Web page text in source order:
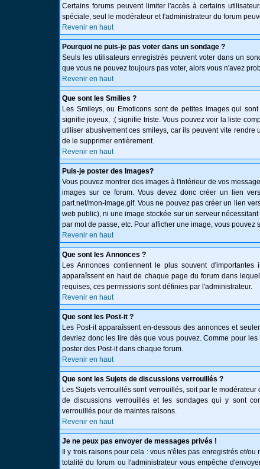
Certains forums peuvent limiter l'accès à certains
spéciale, seul le modérateur et l'administrateur du forum
Revenir en haut
Pourquoi ne puis-je pas voter dans un sondage ?
Seuls les utilisateurs enregistrés peuvent voter dans un
que vous ne pouvez toujours pas voter, alors vous n'avez
Revenir en haut
Que sont les Smilies ?
Les Smileys, ou Emoticons sont de petites images qui
signifie joyeux, :( signifie triste. Vous pouvez voir la liste
utiliser abusivement ces smileys, car ils peuvent vite
de le supprimer entièrement.
Revenir en haut
Puis-je poster des Images?
Vous pouvez montrer des images à l'intérieur de vos
images sur ce forum. Vous devez donc créer un lien
part.net/mon-image.gif. Vous ne pouvez pas créer un lien
web public), ni une image stockée sur un serveur
par mot de passe, etc. Pour afficher une image, vous
Revenir en haut
Que sont les Annonces ?
Les Annonces contiennent le plus souvent
apparaîssent en haut de chaque page du forum dans
requises, ces permissions sont définies par l'administrateur.
Revenir en haut
Que sont les Post-it ?
Les Post-it apparaîssent en-dessous des annonces et
devriez donc les lire dès que vous pouvez. Comme pour
poster des Post-it dans chaque forum.
Revenir en haut
Que sont les Sujets de discussions verrouillés ?
Les Sujets verrouillés sont verrouillés, soit par le
de discussions verrouillés et les sondages qui y sont
verrouillés pour de maintes raisons.
Revenir en haut
Je ne peux pas envoyer de messages privés !
Il y trois raisons pour cela : vous n'êtes pas enregistrés et/
totalité du forum ou l'administrateur vous empêche